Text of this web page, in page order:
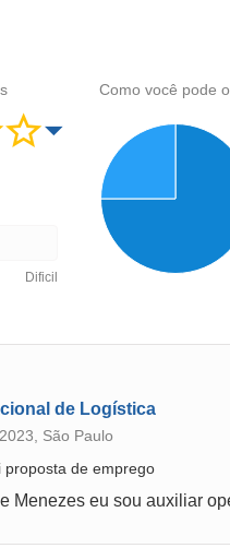
Dificil
Como você pode
de Logística
São Paulo
proposta de emprego